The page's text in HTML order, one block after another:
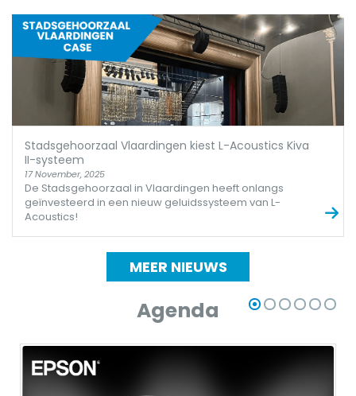
Stadsgehoorzaal Vlaardingen kiest L-Acoustics Kiva
II-systeem
17 November, 2025
De Stadsgehoorzaal in Vlaardingen heeft onlangs
geïnvesteerd in een nieuw geluidssysteem van L-
Acoustics!
MEER NIEUWS
Agenda